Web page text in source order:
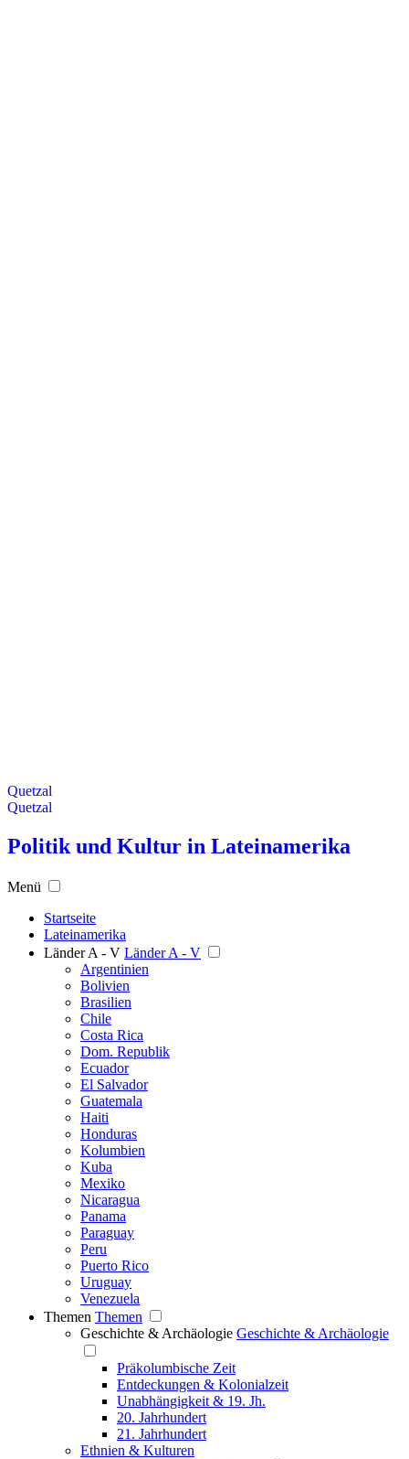
Quetzal
Quetzal
Politik und Kultur in Lateinamerika
Menü
Startseite
Lateinamerika
Länder A - V Länder A - V
Argentinien
Bolivien
Brasilien
Chile
Costa Rica
Dom. Republik
Ecuador
El Salvador
Guatemala
Haiti
Honduras
Kolumbien
Kuba
Mexiko
Nicaragua
Panama
Paraguay
Peru
Puerto Rico
Uruguay
Venezuela
Themen Themen
Geschichte & Archäologie Geschichte & Archäologie
Präkolumbische Zeit
Entdeckungen & Kolonialzeit
Unabhängigkeit & 19. Jh.
20. Jahrhundert
21. Jahrhundert
Ethnien & Kulturen